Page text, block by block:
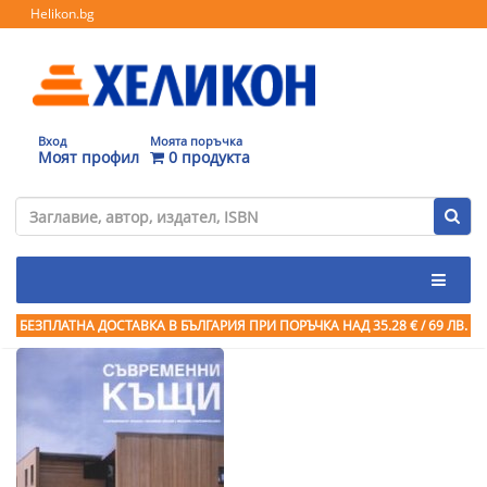
Helikon.bg
Вход
Моят профил
Моята поръчка
0 продукта
БЕЗПЛАТНА ДОСТАВКА В БЪЛГАРИЯ ПРИ ПОРЪЧКА НАД 35.28 € / 69 ЛВ.